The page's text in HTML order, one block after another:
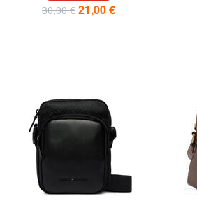
30,00 € 21,00 €